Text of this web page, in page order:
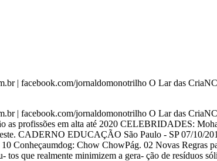
| facebook.com/jornaldomonotrilho O Lar das
| facebook.com/jornaldomonotrilho O Lar das
as profissões em alta até 2020 CELEBRIDADES:
CADERNO EDUCAÇÃO São Paulo - SP 07/10/
Conheçaumdog: Chow ChowPág. 02 Novas Regras
que realmente minimizem a gera- ção de resíduos